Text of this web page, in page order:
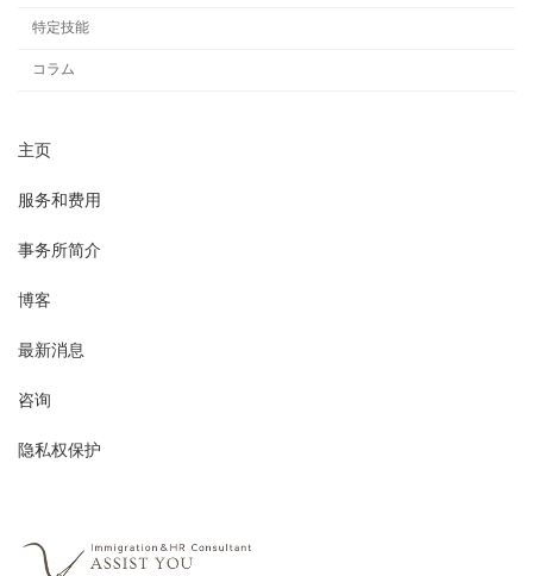
特定技能
コラム
主页
服务和费用
事务所简介
博客
最新消息
咨询
隐私权保护